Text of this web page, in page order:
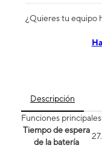
¿Quieres tu equipo
Descripción
Funciones principales
Tiempo de espera
de la batería